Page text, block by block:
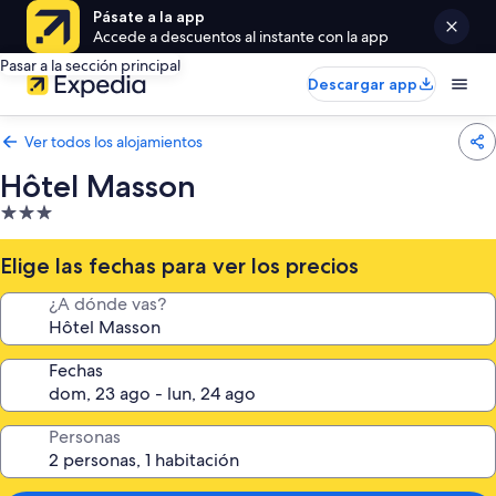
Pásate a la app
Accede a descuentos al instante con la app
Pasar a la sección principal
Descargar app
Ver todos los alojamientos
Hôtel Masson
Alojamiento
de
3.0 estrellas
Elige las fechas para ver los precios
¿A dónde vas?
Fechas
Personas